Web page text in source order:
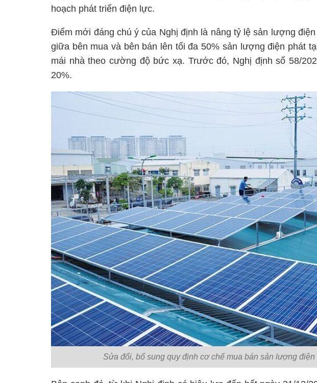
hoạch phát triển điện lực.
Điểm mới đáng chú ý của Nghị định là nâng tỷ lệ sản lượng
giữa bên mua và bên bán lên tối đa 50% sản lượng điện phát
mái nhà theo cường độ bức xạ. Trước đó, Nghị định số 58/
20%.
Sửa đổi, bổ sung quy định cơ chế mua bán sản lượng